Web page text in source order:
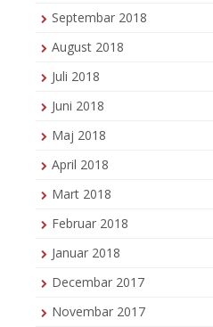
Septembar 2018
August 2018
Juli 2018
Juni 2018
Maj 2018
April 2018
Mart 2018
Februar 2018
Januar 2018
Decembar 2017
Novembar 2017